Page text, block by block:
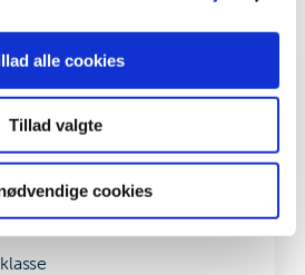
brug af deres tjenester.
alle cookies
Tillad valgte
cookies